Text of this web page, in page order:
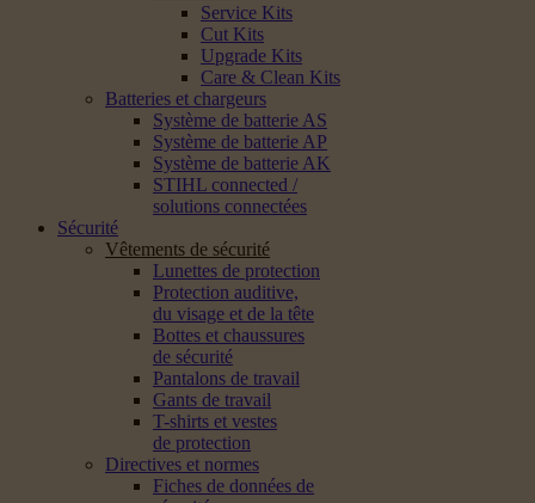
Service Kits
Cut Kits
Upgrade Kits
Care & Clean Kits
Batteries et chargeurs
Système de batterie AS
Système de batterie AP
Système de batterie AK
STIHL connected /
solutions connectées
Sécurité
Vêtements de sécurité
Lunettes de protection
Protection auditive,
du visage et de la tête
Bottes et chaussures
de sécurité
Pantalons de travail
Gants de travail
T-shirts et vestes
de protection
Directives et normes
Fiches de données de